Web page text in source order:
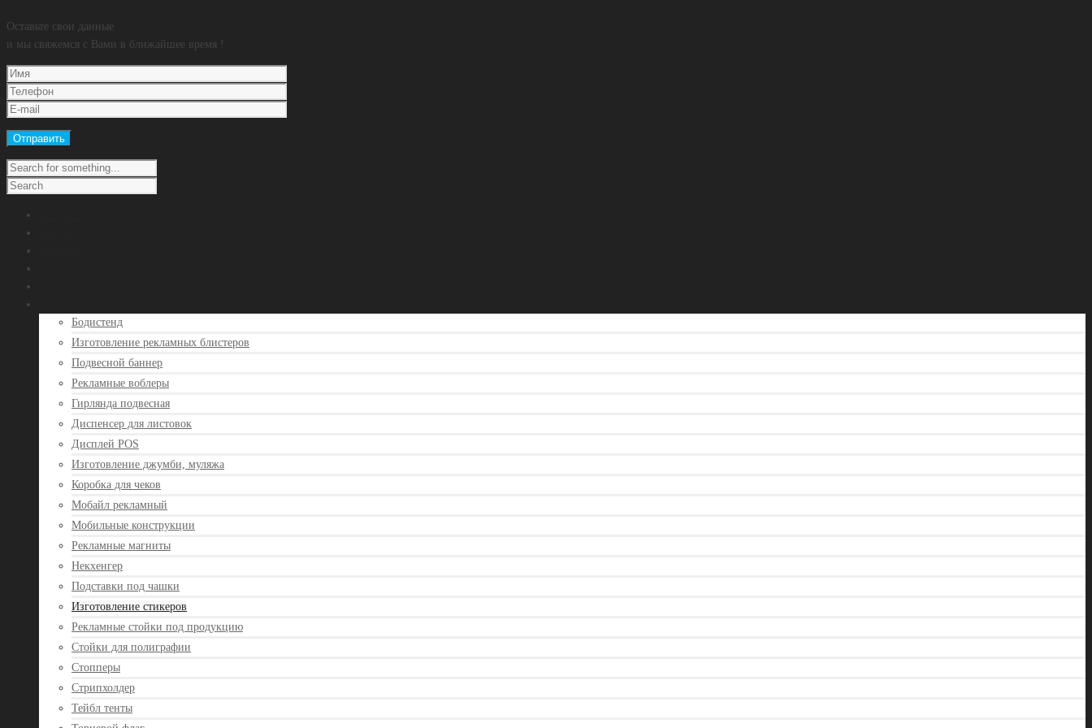
Оставьте свои данные
и мы свяжемся с Вами в ближайшее время !
Бодистенд
Изготовление рекламных блистеров
Подвесной баннер
Рекламные воблеры
Гирлянда подвесная
Диспенсер для листовок
Дисплей POS
Изготовление джумби, муляжа
Коробка для чеков
Мобайл рекламный
Мобильные конструкции
Рекламные магниты
Некхенгер
Подставки под чашки
Изготовление стикеров
Рекламные стойки под продукцию
Стойки для полиграфии
Стопперы
Стрипхолдер
Тейбл тенты